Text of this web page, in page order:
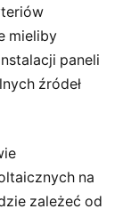
mieliby
paneli
źródeł
na
zależeć od